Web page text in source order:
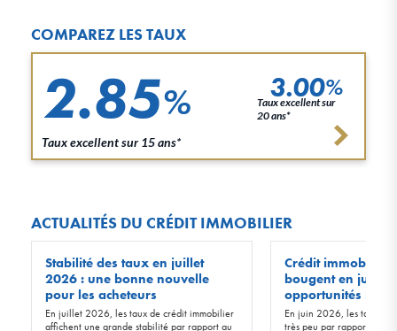
COMPAREZ LES TAUX
2.85%
Taux excellent sur 15 ans*
3.00%
Taux excellent sur
20 ans*
ACTUALITÉS DU CRÉDIT IMMOBILIER
Stabilité des taux en juillet
2026 : une bonne nouvelle
pour les acheteurs
En juillet 2026, les taux de crédit immobilier
affichent une grande stabilité par rapport au
Crédit immobilier
bougent en juin
opportunités !
En juin 2026, les taux
très peu par rapport à